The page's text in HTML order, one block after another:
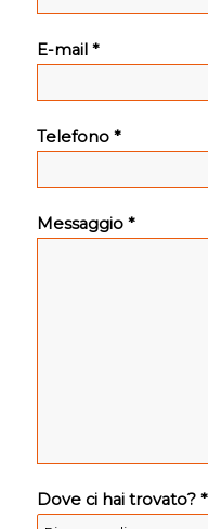
E-mail *
Telefono *
Messaggio *
Dove ci hai trovato? *